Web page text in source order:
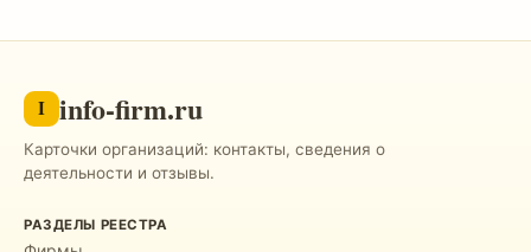
I info-firm.ru
Карточки организаций: контакты, сведения о
деятельности и отзывы.
РАЗДЕЛЫ РЕЕСТРА